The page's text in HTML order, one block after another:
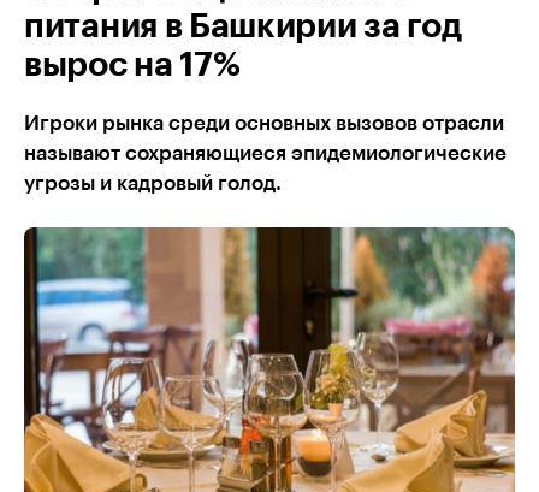
питания в Башкирии за год
вырос на 17%
Игроки рынка среди основных вызовов отрасли
называют сохраняющиеся эпидемиологические
угрозы и кадровый голод.